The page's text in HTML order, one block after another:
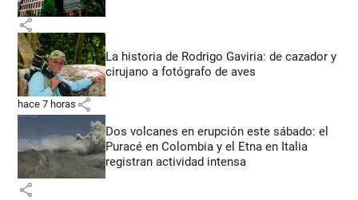
share
La historia de Rodrigo Gaviria: de cazador y
cirujano a fotógrafo de aves
hace 7 horas share
Dos volcanes en erupción este sábado: el
Puracé en Colombia y el Etna en Italia
registran actividad intensa
share